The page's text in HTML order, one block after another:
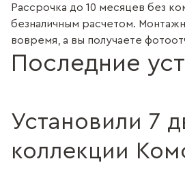
Рассрочка до 10 месяцев без
безналичным расчетом.
вовремя, а вы получаете
Последние
Установили 7
коллекции